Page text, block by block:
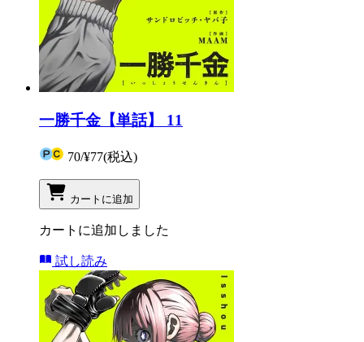
一勝千金【単話】 11
70/¥77(税込)
カートに追加
カートに追加しました
試し読み